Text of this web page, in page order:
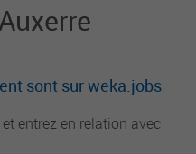
sont sur weka.jobs
entrez en relation avec